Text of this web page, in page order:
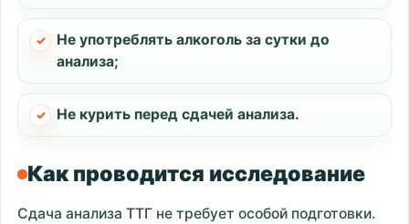
Не употреблять алкоголь за сутки до
анализа;
Не курить перед сдачей анализа.
Как проводится исследование
Сдача анализа ТТГ не требует особой подготовки.